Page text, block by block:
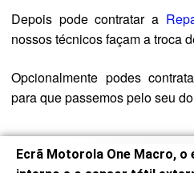
Depois pode contratar a
nossos técnicos façam a troca
Opcionalmente podes
para que passemos pelo seu
Ecrã Motorola One Macro, o